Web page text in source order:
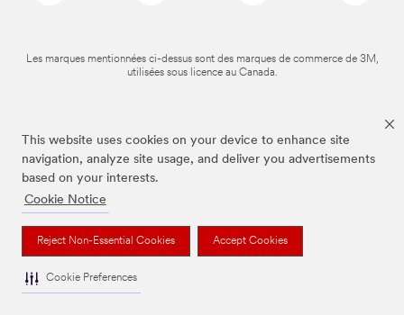
This website uses cookies on your device to enhance site
navigation, analyze site usage, and deliver you advertisements
based on your interests.
Cookie Notice
Reject Non-Essential Cookies Accept Cookies
Cookie Preferences
Les marques mentionnées ci-dessus sont des marques de commerce de 3M,
utilisées sous licence au Canada.